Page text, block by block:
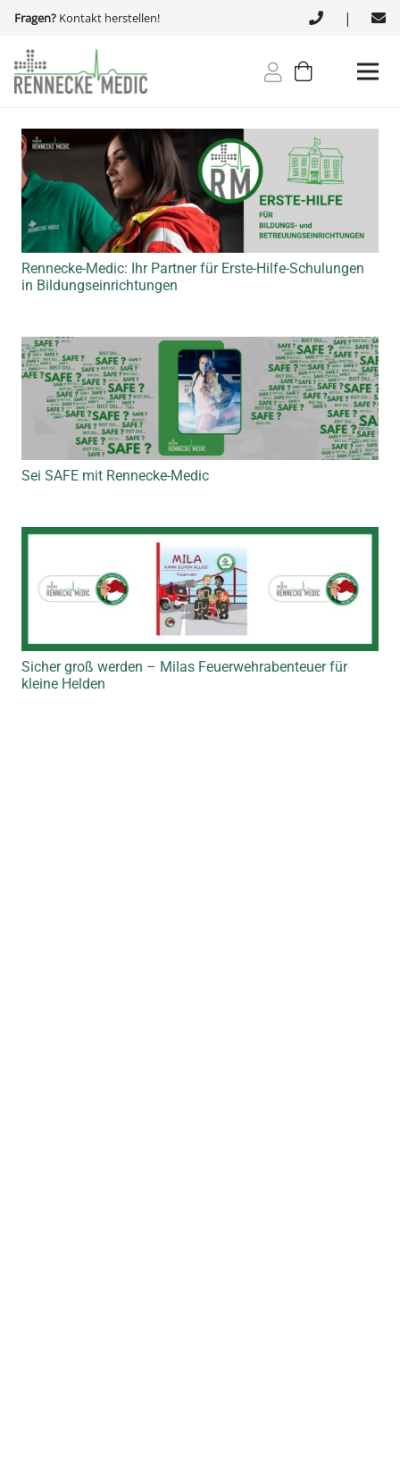
Fragen? Kontakt herstellen! |
Rennecke-Medic: Ihr Partner für Erste-Hilfe-Schulungen
in Bildungseinrichtungen
Sei SAFE mit Rennecke-Medic
Sicher groß werden – Milas Feuerwehrabenteuer für
kleine Helden